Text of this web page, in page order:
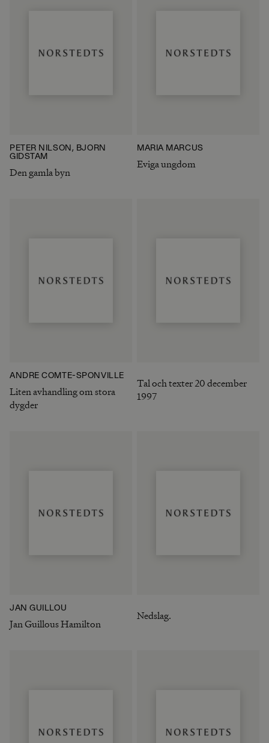
PETER NILSON, BJÖRN
GIDSTAM
Den gamla byn
MARIA MARCUS
Eviga ungdom
ANDRÉ COMTE-SPONVILLE
Liten avhandling om stora
dygder
Tal och texter 20 december
1997
JAN GUILLOU
Jan Guillous Hamilton
Nedslag.